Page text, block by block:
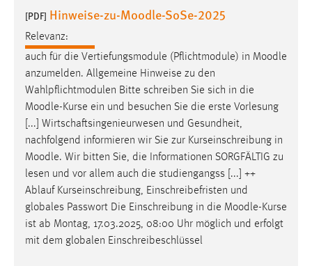
[PDF] Hinweise-zu-Moodle-SoSe-2025
Relevanz:
auch für die Vertiefungsmodule (Pflichtmodule) in Moodle
anzumelden. Allgemeine Hinweise zu den
Wahlpflichtmodulen Bitte schreiben Sie sich in die
Moodle-Kurse ein und besuchen Sie die erste Vorlesung
[...] Wirtschaftsingenieurwesen und Gesundheit,
nachfolgend informieren wir Sie zur Kurseinschreibung in
Moodle. Wir bitten Sie, die Informationen SORGFÄLTIG zu
lesen und vor allem auch die studiengangss [...] ++
Ablauf Kurseinschreibung, Einschreibefristen und
globales Passwort Die Einschreibung in die Moodle-Kurse
ist ab Montag, 17.03.2025, 08:00 Uhr möglich und erfolgt
mit dem globalen Einschreibeschlüssel
hinweg verfolgen.
Google Ads
Name:
Anbieter:
Google Ireland Limited
Zweck:
Conversion-Tracking
Cookie Laufzeit:
3 Monate